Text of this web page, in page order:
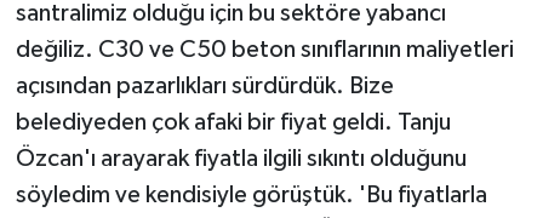
santralimiz olduğu için bu sektöre yabancı
değiliz. C30 ve C50 beton sınıflarının maliyetleri
açısından pazarlıkları sürdürdük. Bize
belediyeden çok afaki bir fiyat geldi. Tanju
Özcan'ı arayarak fiyatla ilgili sıkıntı olduğunu
söyledim ve kendisiyle görüştük. 'Bu fiyatlarla